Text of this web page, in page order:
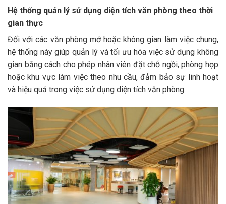
Hệ thống quản lý sử dụng diện tích văn phòng theo thời
gian thực
Đối với các văn phòng mở hoặc không gian làm việc chung,
hệ thống này giúp quản lý và tối ưu hóa việc sử dụng không
gian bằng cách cho phép nhân viên đặt chỗ ngồi, phòng họp
hoặc khu vực làm việc theo nhu cầu, đảm bảo sự linh hoạt
và hiệu quả trong việc sử dụng diện tích văn phòng.​